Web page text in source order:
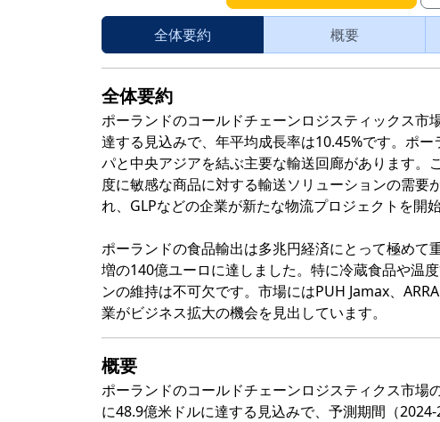
全体要約 概要
全体要約
ポーランドのコールドチェーンロジスティックス市
達する見込みで、年平均成長率は10.45%です。ポ
パと中央アジアを結ぶ主要な輸送回廊があります
度に敏感な商品に対する輸送ソリューションの需要
れ、GLPなどの企業が新たな物流プロジェクトを開始
ポーランドの食品輸出は多兆円経済にとって極め
増の140億ユーロに達しました。特に冷蔵食品や温
ンの維持は不可欠です。市場にはPUH Jamax、
業がビジネス拡大の機会を見出しています。
概要
ポーランドのコールドチェーンロジスティクス市
に48.9億米ドルに達する見込みで、予測期間（